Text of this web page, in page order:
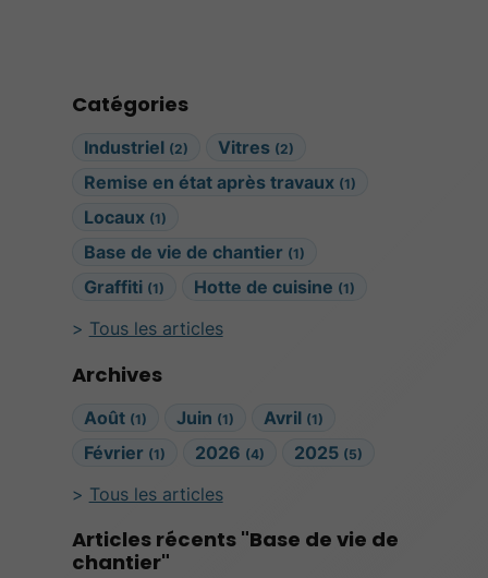
Catégories
Industriel (2) Vitres (2)
Remise en état après travaux (1)
Locaux (1)
Base de vie de chantier (1)
Graffiti (1) Hotte de cuisine (1)
Tous les articles
Archives
Août (1) Juin (1) Avril (1)
Février (1) 2026 (4) 2025 (5)
Tous les articles
Articles récents "Base de vie de
chantier"